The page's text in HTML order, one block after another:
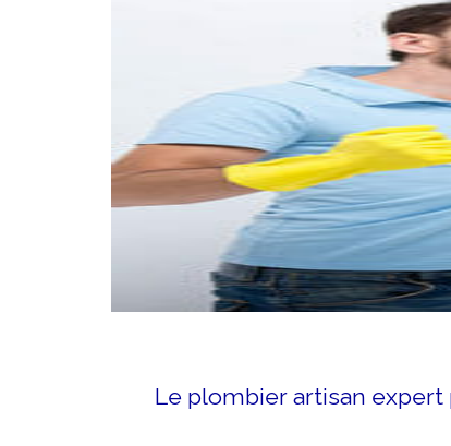
Le plombier artisan